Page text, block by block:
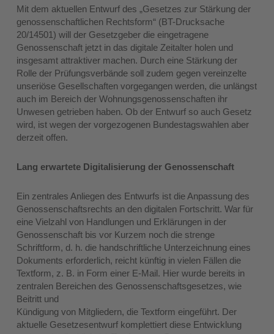
Mit dem aktuellen Entwurf des „Gesetzes zur Stärkung der
genossenschaftlichen Rechtsform“ (BT-Drucksache
20/14501) will der Gesetzgeber die eingetragene
Genossenschaft jetzt in das digitale Zeitalter holen und
insgesamt attraktiver machen. Durch eine Stärkung der
Rolle der Prüfungsverbände soll zudem gegen vereinzelte
unseriöse Gesellschaften vorgegangen werden, die unlängst
auch im Bereich der Wohnungsgenossenschaften ihr
Unwesen getrieben haben. Ob der Entwurf so auch Gesetz
wird, ist wegen der vorgezogenen Bundestagswahlen aber
derzeit offen.
Lang erwartete Digitalisierung der Genossenschaft
Ein zentrales Anliegen des Entwurfs ist die Anpassung des
Genossenschaftsrechts an den digitalen Fortschritt. War für
eine Vielzahl von Handlungen und Erklärungen in der
Genossenschaft bis vor Kurzem noch die strenge
Schriftform, d. h. die handschriftliche Unterzeichnung eines
Dokuments erforderlich, reicht künftig in vielen Fällen die
Textform, z. B. in Form einer E‑Mail. Hier wurde bereits in
zentralen Bereichen des Genossenschaftsgesetzes, wie
Beitritt und
Kündigung von Mitgliedern, die Textform eingeführt. Der
aktuelle Gesetzesentwurf komplettiert diese Entwicklung